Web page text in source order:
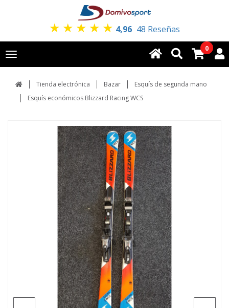
★ ★ ★ ★ ★ 4,96 48 Reseñas
Toggle
navigation
0
Tienda electrónica Bazar
Esquís de segunda mano
Esquís económicos Blizzard Racing WCS